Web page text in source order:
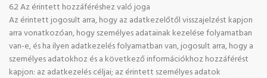
6.2 Az érintett hozzáféréshez való joga
Az érintett jogosult arra, hogy az adatkezelőtől visszajelzést kapjon
arra vonatkozóan, hogy személyes adatainak kezelése folyamatban
van-e, és ha ilyen adatkezelés folyamatban van, jogosult arra, hogy a
személyes adatokhoz és a következő információkhoz hozzáférést
kapjon: az adatkezelés céljai; az érintett személyes adatok